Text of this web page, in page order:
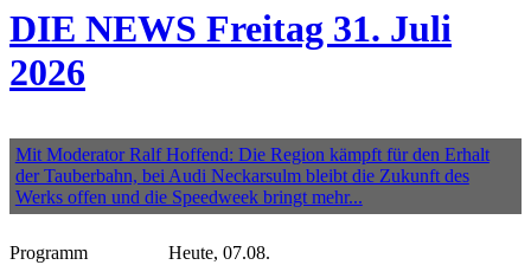
DIE NEWS Freitag 31. Juli
2026
Mit Moderator Ralf Hoffend: Die Region kämpft für den Erhalt
der Tauberbahn, bei Audi Neckarsulm bleibt die Zukunft des
Werks offen und die Speedweek bringt mehr...
Programm Heute, 07.08.